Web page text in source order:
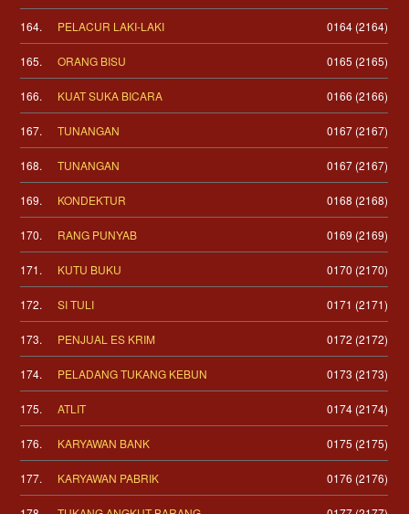
164. PELACUR LAKI-LAKI 0164 (2164)
165. ORANG BISU 0165 (2165)
166. KUAT SUKA BICARA 0166 (2166)
167. TUNANGAN 0167 (2167)
168. TUNANGAN 0167 (2167)
169. KONDEKTUR 0168 (2168)
170. RANG PUNYAB 0169 (2169)
171. KUTU BUKU 0170 (2170)
172. SI TULI 0171 (2171)
173. PENJUAL ES KRIM 0172 (2172)
174. PELADANG TUKANG KEBUN 0173 (2173)
175. ATLIT 0174 (2174)
176. KARYAWAN BANK 0175 (2175)
177. KARYAWAN PABRIK 0176 (2176)